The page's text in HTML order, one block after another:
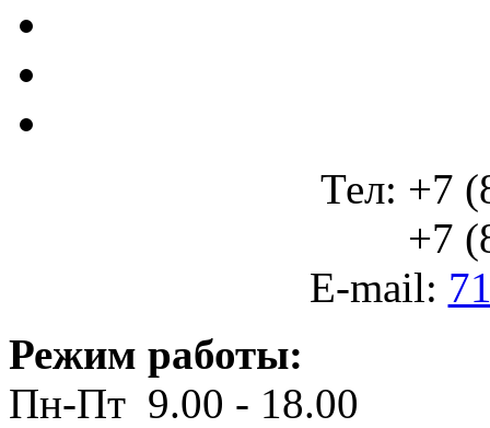
Тел: +7
+7
E-mail:
Режим работы:
Пн-Пт 9.00 - 18.00